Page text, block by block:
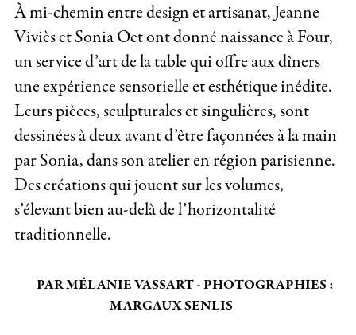
À mi-chemin entre design et artisanat, Jeanne
Viviès et Sonia Oet ont donné naissance à Four,
un service d’art de la table qui offre aux dîners
une expérience sensorielle et esthétique inédite.
Leurs pièces, sculpturales et singulières, sont
dessinées à deux avant d’être façonnées à la main
par Sonia, dans son atelier en région parisienne.
Des créations qui jouent sur les volumes,
s’élevant bien au-delà de l’horizontalité
traditionnelle.
PAR MÉLANIE VASSART - PHOTOGRAPHIES :
MARGAUX SENLIS